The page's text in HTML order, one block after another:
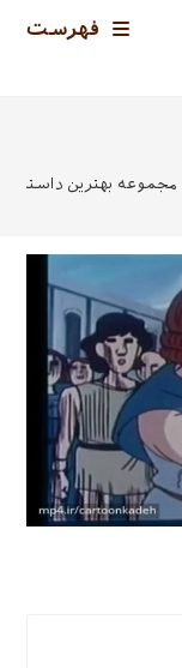
فهرست
مجموعه بهترین